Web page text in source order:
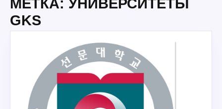
МЕТКА: УНИВЕРСИТЕТЫ
GKS